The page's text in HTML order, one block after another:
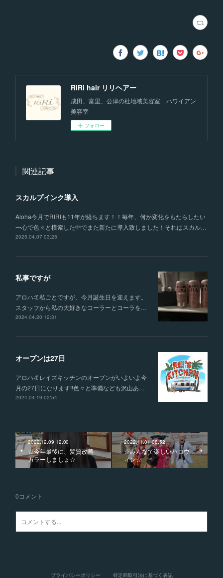
RiRi hair リリヘアー
成田、富里、公津の杜地域美容室 ハワイアン
美容室
フォロー
関連記事
スカルプインク導入
Aloha今月でRIRIも11年が経ちます！！毎年、何か変化をもたらしたい
一心で色々と模索した中でまた新たに導入致しました！それはスカル…
2025.04.07 03:25
私事ですが
アロハ🤙私ごとですが、今月誕生日を迎えます。
スタッフから私の大好きなコーラーとコーラを…
2024.04.20 12:31
オープンは27日
アロハ🤙レイズキッチンのオープンがいよいよ今
月の27日になります‼️色々と準備なども沢山あ…
2024.04.19 02:54
2022.12.09 12:00
☆今年最後に、髪質改善
カラーしましょ☆
2022.11.01 08:52
☆みんなで楽しいハロウ
ィン☆
0コメント
プライバシーポリシー 特定商取引法に基づく表記